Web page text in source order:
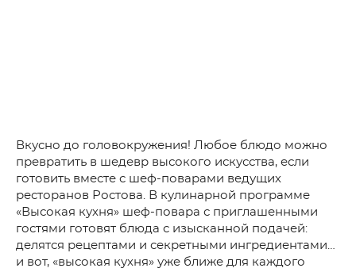
Вкусно до головокружения! Любое блюдо можно
превратить в шедевр высокого искусства, если
готовить вместе с шеф-поварами ведущих
ресторанов Ростова. В кулинарной программе
«Высокая кухня» шеф-повара с приглашенными
гостями готовят блюда с изысканной подачей:
делятся рецептами и секретными ингредиентами…
и вот, «высокая кухня» уже ближе для каждого